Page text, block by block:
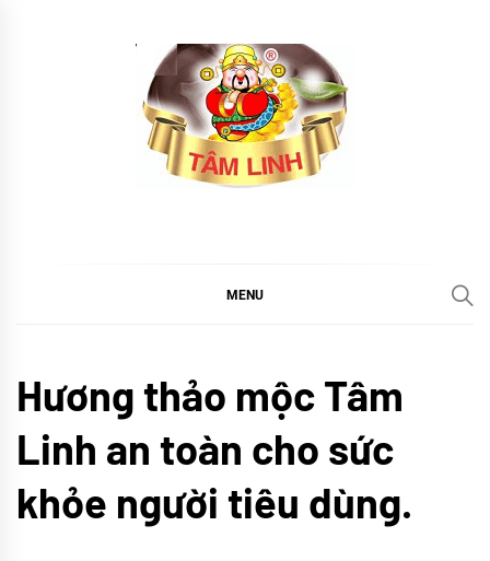
MENU
TÔI
Trầm
Tâm
Hương thảo mộc Tâm
Linh an toàn cho sức
khỏe người tiêu dùng.